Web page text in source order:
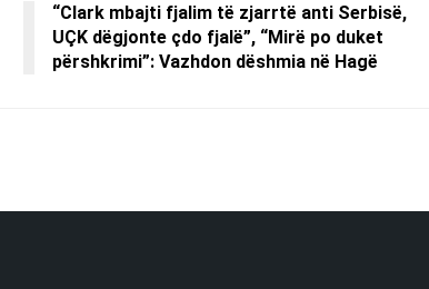
“Clark mbajti fjalim të zjarrtë anti Serbisë,
UÇK dëgjonte çdo fjalë”, “Mirë po duket
përshkrimi”: Vazhdon dëshmia në Hagë